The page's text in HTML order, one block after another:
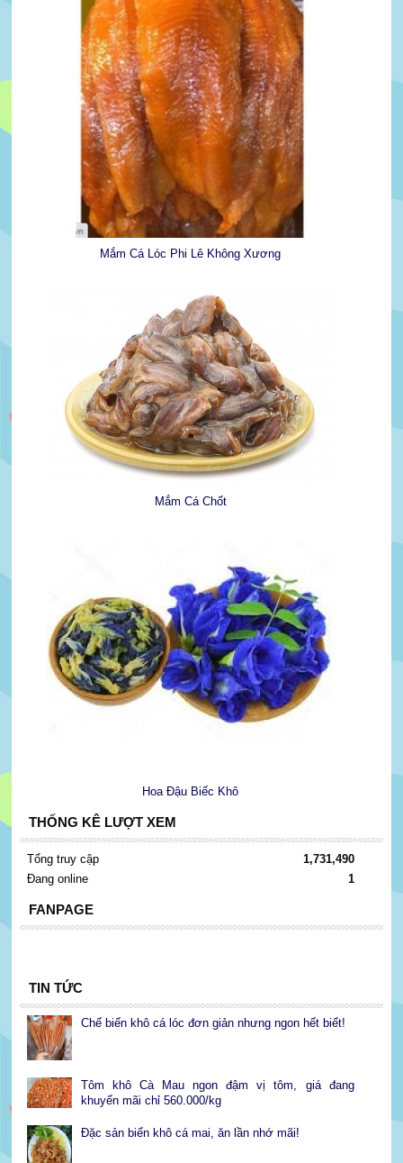
Mắm Cá Lóc Phi Lê Không Xương
Mắm Cá Chốt
Hoa Đậu Biếc Khô
THỐNG KÊ LƯỢT XEM
Tổng truy cập
1,731,490
Đang online
1
FANPAGE
TIN TỨC
Chế biến khô cá lóc đơn giản nhưng ngon hết biết!
Tôm khô Cà Mau ngon đậm vị tôm, giá đang
khuyến mãi chỉ 560.000/kg
Đặc sản biển khô cá mai, ăn lần nhớ mãi!